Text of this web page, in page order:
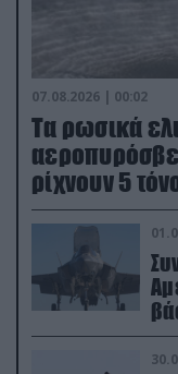
07.08.2026 | 00:02
Τα ρωσικά
ρίχνουν 5